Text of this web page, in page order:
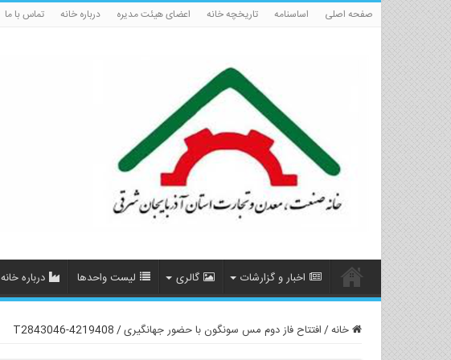
صفحه اصلی اساسنامه تاریخچه خانه اعضای هیئت مدیره درباره خانه تماس با ما
اخبار و گزارشات گالری لیست واحدها درباره خانه
خانه/افتتاح فاز دوم مس سونگون با حضور جهانگیری/
T2843046-4219408